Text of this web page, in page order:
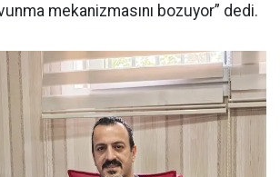
mekanizmasını bozuyor” dedi.